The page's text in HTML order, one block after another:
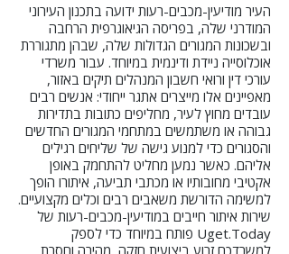
העיר מודיעין-מכבים-רעות ידועה בתכנון העירוני
המודרני שלה, בפריסה הגיאוגרפית הרחבה
ובשכונות המגורים הגדולות שלה, שבהן מתגוררת
אוכלוסייה ניידת ודינמית במיוחד. עבור משרדי
עורכי דין ורואי חשבון המנהלים תיקים באזור,
מאפיינים אלו מייצרים אתגר ייחודי: אנשים רבים
עובדים מחוץ לעיר, מחליפים כתובות בתדירות
גבוהה או משתמשים במתחמי המגורים החדשים
והסגורים כדי למנוע גישה של שליחים רגילים
אליהם. כאשר נמען מחליט להתחמק באופן
אקטיבי מחובותיו או מכתבי תביעה, איתורו הופך
למשימה הדורשת משאבים רבים וכלים מקצועיים.
שירות איתור חייבים במודיעין-מכבים-רעות של
Uget.Today פותח במיוחד כדי לספק
למשרדכם זרוע ביצועית חזקה, מהירה וחסרת